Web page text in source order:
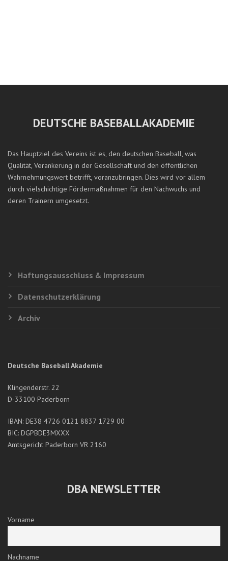
DEUTSCHE BASEBALLAKADEMIE
Das Hauptziel des Vereins ist es, den deutschen Baseball, was
Qualität, Verankerung in der Gesellschaft und den öffentlichen
Wahrnehmungswert betrifft, voranzubringen. Dies wird vor allem
durch vielschichtige Fördermaßnahmen für den Nachwuchs und
deren Trainern umgesetzt.
Haftungsausschluss & Impressum
Datenschutzerklärung
Archiv
Deutsche Baseball Akademie
Klingenderstr. 22
D-33100 Paderborn
IBAN: DE38 4726 0121 8837 1729 00
BIC: DGPBDE3MXXX
Amtsgericht Paderborn VR 2160
DBA NEWSLETTER
Vorname
Nachname